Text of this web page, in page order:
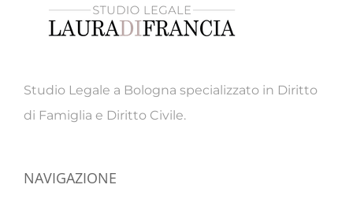
Studio Legale a Bologna specializzato in Diritto
di Famiglia e Diritto Civile.
NAVIGAZIONE